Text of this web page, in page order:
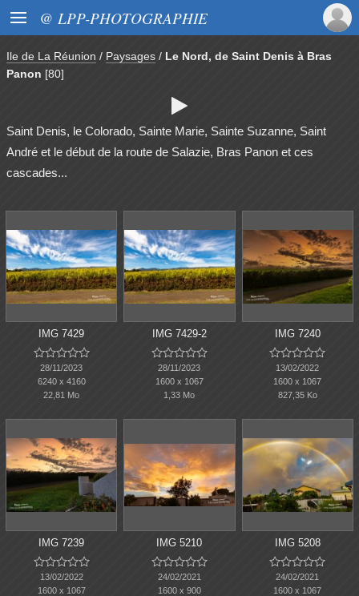
 @ LPP-PHOTOGRAPHIE
Ile de La Réunion / Paysages / Le Nord, de Saint Denis à Bras
Panon [80]

Saint Denis, le Colorado, Sainte Marie, Sainte Suzanne, Saint
André et le début de la route de Salazie, Bras Panon et ces
cascades...
IMG 7429

28/11/2023
6240 x 4160
22,81 Mo
IMG 7429-2

28/11/2023
1600 x 1067
1,33 Mo
IMG 7240

13/02/2022
1600 x 1067
827,35 Ko
IMG 7239

13/02/2022
1600 x 1067
IMG 5210

24/02/2021
1600 x 900
IMG 5208

24/02/2021
1600 x 1067